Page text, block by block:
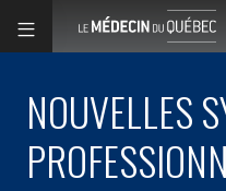
NOUVELLES